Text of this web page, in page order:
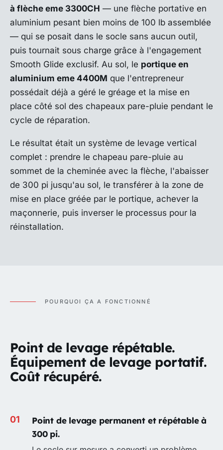
à flèche eme 3300CH — une flèche portative en
aluminium pesant bien moins de 100 lb assemblée
— qui se posait dans le socle sans aucun outil,
puis tournait sous charge grâce à l'engagement
Smooth Glide exclusif. Au sol, le portique en
aluminium eme 4400M que l'entrepreneur
possédait déjà a géré le gréage et la mise en
place côté sol des chapeaux pare-pluie pendant le
cycle de réparation.
Le résultat était un système de levage vertical
complet : prendre le chapeau pare-pluie au
sommet de la cheminée avec la flèche, l'abaisser
de 300 pi jusqu'au sol, le transférer à la zone de
mise en place gréée par le portique, achever la
maçonnerie, puis inverser le processus pour la
réinstallation.
POURQUOI ÇA A FONCTIONNÉ
Point de levage répétable.
Équipement de levage portatif.
Coût récupéré.
Point de levage permanent et répétable à
300 pi.